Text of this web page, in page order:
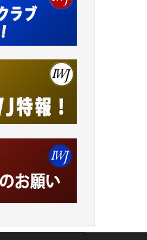
えず今は非会員
IWJのカメラマ
コンテンツが失
ない。少しでも
）
した。（T.M.
い額ですが病気
は精一杯のカン
大な取材記事